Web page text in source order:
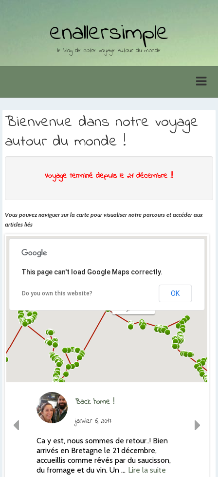
enallersimple
le blog de notre voyage autour du monde
Bienvenue dans notre voyage
autour du monde !
Voyage terminé depuis le 21 décembre !!
Vous pouvez naviguer sur la carte pour visualiser notre parcours et accéder aux
articles liés
This page can't load Google Maps correctly.
Do you own this website? OK
Back home !
janvier 6, 2017
Ca y est, nous sommes de retour..! Bien
arrivés en Bretagne le 21 décembre,
accueillis comme rêvés par du saucisson,
du fromage et du vin. Un … Lire la suite